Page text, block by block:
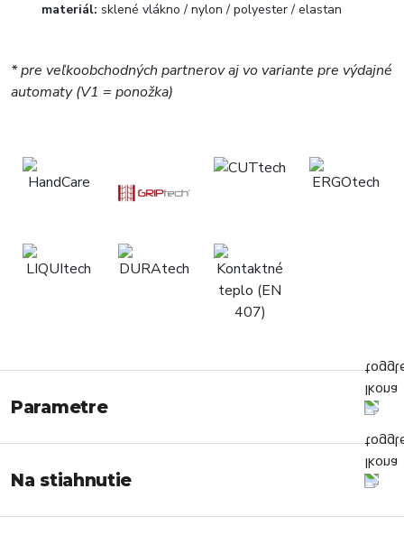
materiál: sklené vlákno / nylon / polyester / elastan
* pre veľkoobchodných partnerov aj vo variante pre výdajné
automaty (V1 = ponožka)
Parametre
Na stiahnutie